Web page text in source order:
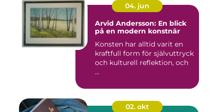
04. jun
Arvid Andersson: En blick
på en modern konstnär
Konsten har alltid varit en
kraftfull form för självuttryck
och kulturell reflektion, och
...
02. okt